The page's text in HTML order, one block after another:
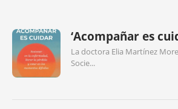
‘Acompañar es
La doctora Elia Martínez
Socie...